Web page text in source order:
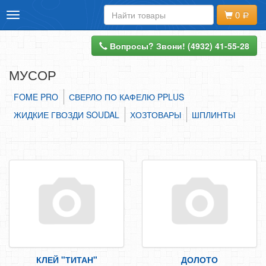
ИНТЕРНЕТ-МАГАЗИН
ДОСТАВКА И ОПЛАТА
НАПИШИТЕ НАМ
ВХОД
РЕГИСТРАЦИЯ
ОФОРМИТЬ ЗАКАЗ
АНКЕРНАЯ ТЕХНИКА
МЕТРИЧЕСКИЙ КРЕПЕЖ
ПЕРФОРИРОВАННЫЙ КРЕПЕЖ
Toggle
navigation
0
Вопросы? Звони! (4932) 41-55-28
МУСОР
FOME PRO
СВЕРЛО ПО КАФЕЛЮ PPLUS
ЖИДКИЕ ГВОЗДИ SOUDAL
ХОЗТОВАРЫ ШПЛИНТЫ
КЛЕЙ "ТИТАН" ДОЛОТО